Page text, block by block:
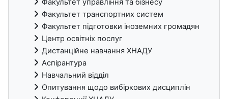
Факультет управління та бізнесу
Факультет транспортних систем
Факультет підготовки іноземних громадян
Центр освітніх послуг
Дистанційне навчання ХНАДУ
Аспірантура
Навчальний відділ
Опитування щодо вибіркових дисциплін